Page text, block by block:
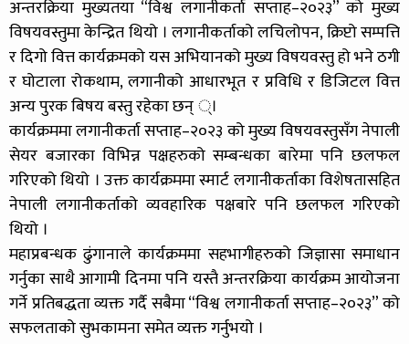
अन्तरक्रिया मुख्यतया “विश्व लगानीकर्ता सप्ताह–२०२३” को मुख्य
विषयवस्तुमा केन्द्रित थियो । लगानीकर्ताको लचिलोपन, क्रिप्टो सम्पत्ति
र दिगो वित्त कार्यक्रमको यस अभियानको मुख्य विषयवस्तु हो भने ठगी
र घोटाला रोकथाम, लगानीको आधारभूत र प्रविधि र डिजिटल वित्त
अन्य पुरक बिषय बस्तु रहेका छन् ्।
कार्यक्रममा लगानीकर्ता सप्ताह–२०२३ को मुख्य विषयवस्तुसँग नेपाली
सेयर बजारका विभिन्न पक्षहरुको सम्बन्धका बारेमा पनि छलफल
गरिएको थियो । उक्त कार्यक्रममा स्मार्ट लगानीकर्ताका विशेषतासहित
नेपाली लगानीकर्ताको व्यवहारिक पक्षबारे पनि छलफल गरिएको
थियो ।
महाप्रबन्धक ढुंगानाले कार्यक्रममा सहभागीहरुको जिज्ञासा समाधान
गर्नुका साथै आगामी दिनमा पनि यस्तै अन्तरक्रिया कार्यक्रम आयोजना
गर्ने प्रतिबद्धता व्यक्त गर्दै सबैमा “विश्व लगानीकर्ता सप्ताह–२०२३” को
सफलताको सुभकामना समेत व्यक्त गर्नुभयो ।